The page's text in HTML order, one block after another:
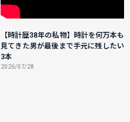
【時計歴38年の私物】時計を何万本も
見てきた男が最後まで手元に残したい
3本
2026/07/28